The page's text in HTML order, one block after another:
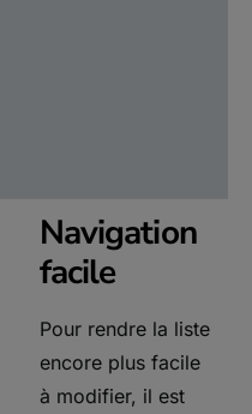
Navigation
facile
Pour rendre la liste
encore plus facile
à modifier, il est